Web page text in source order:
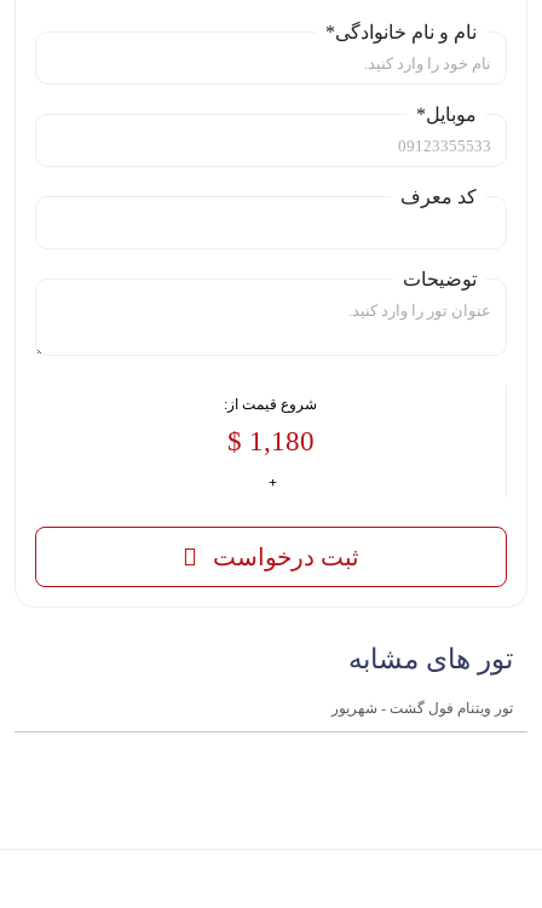
نام و نام خانوادگی*
موبایل*
کد معرف
توضیحات
شروع قیمت از:
1,180 $
ثبت درخواست
تور های مشابه
تور ویتنام فول گشت - شهریور